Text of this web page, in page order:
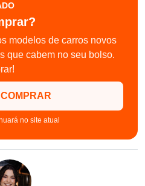
modelos de carros novos
que cabem no seu bolso.
no site atual